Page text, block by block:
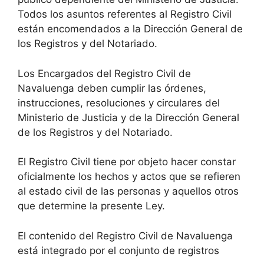
Todos los asuntos referentes al Registro Civil
están encomendados a la Dirección General de
los Registros y del Notariado.
Los Encargados del Registro Civil de
Navaluenga deben cumplir las órdenes,
instrucciones, resoluciones y circulares del
Ministerio de Justicia y de la Dirección General
de los Registros y del Notariado.
El Registro Civil tiene por objeto hacer constar
oficialmente los hechos y actos que se refieren
al estado civil de las personas y aquellos otros
que determine la presente Ley.
El contenido del Registro Civil de Navaluenga
está integrado por el conjunto de registros